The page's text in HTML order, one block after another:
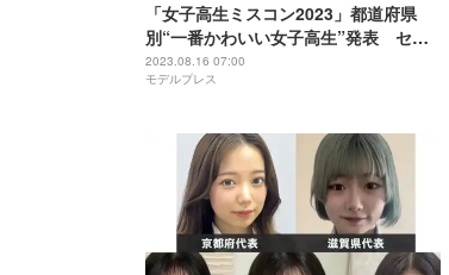
「女子高生ミスコン2023」都道府県
別“一番かわいい女子高生”発表 セミ
ファイナリスト123人決定＜SNS審査結
果＞
2023.08.16 07:00
モデルプレス